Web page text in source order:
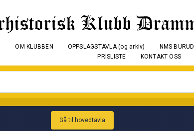
OM KLUBBEN OPPSLAGSTAVLA (og arkiv) NMS BURUD
PRISLISTE
KONTAKT OSS
Gå til hovedtavla